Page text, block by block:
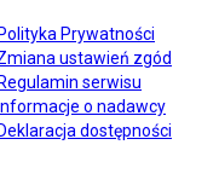
Polityka Prywatności
ustawień zgód
Regulamin serwisu
Informacje o nadawcy
Deklaracja dostępności